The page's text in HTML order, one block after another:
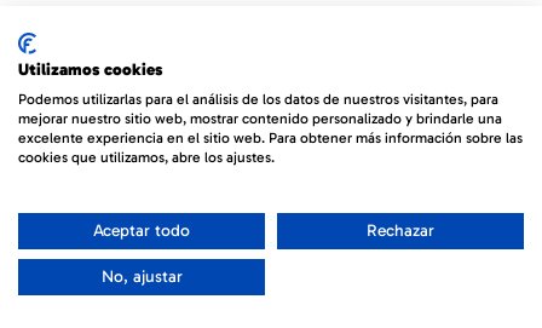
Utilizamos cookies
Podemos utilizarlas para el análisis de los datos de nuestros visitantes, para
mejorar nuestro sitio web, mostrar contenido personalizado y brindarle una
excelente experiencia en el sitio web. Para obtener más información sobre las
cookies que utilizamos, abre los ajustes.
Aceptar todo Rechazar
No, ajustar